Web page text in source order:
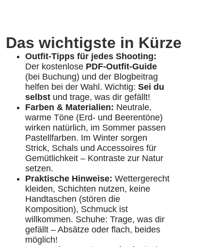
Das wichtigste in Kürze
Outfit-Tipps für jedes Shooting:
Der kostenlose PDF-Outfit-Guide
(bei Buchung) und der Blogbeitrag
helfen bei der Wahl. Wichtig: Sei du
selbst und trage, was dir gefällt!
Farben & Materialien: Neutrale,
warme Töne (Erd- und Beerentöne)
wirken natürlich, im Sommer passen
Pastellfarben. Im Winter sorgen
Strick, Schals und Accessoires für
Gemütlichkeit – Kontraste zur Natur
setzen.
Praktische Hinweise: Wettergerecht
kleiden, Schichten nutzen, keine
Handtaschen (stören die
Komposition), Schmuck ist
willkommen. Schuhe: Trage, was dir
gefällt – Absätze oder flach, beides
möglich!